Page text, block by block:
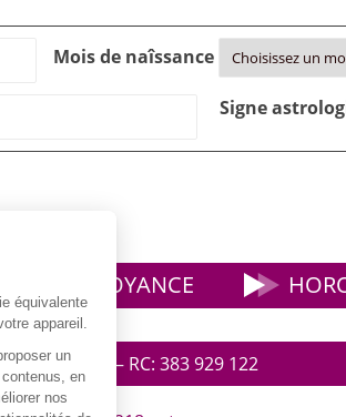
Mois de naîssance
Signe
VOYANCE
la Capestal – RC: 383 929 122
équivalente
appareil.
un
en
nos